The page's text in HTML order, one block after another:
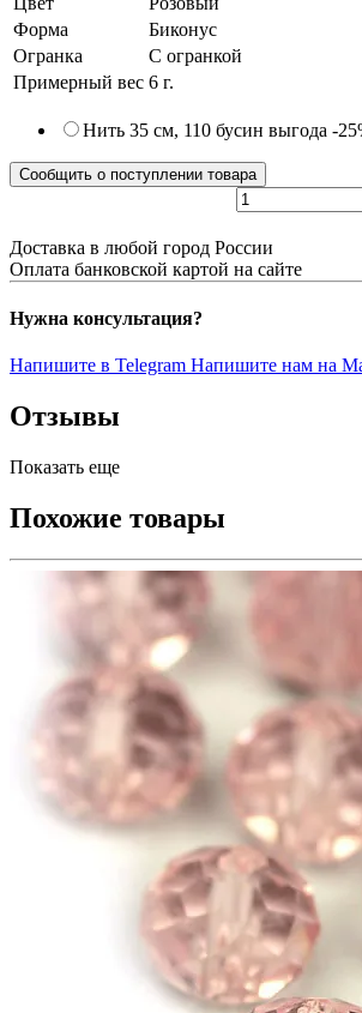
Форма
Биконус
Огранка
С огранкой
Примерный вес 6 г.
Нить 35 см, 110 бусин выгода -
Сообщить о поступлении товара
Доставка в любой город России
Оплата банковской картой на сайте
Нужна консультация?
Напишите в Telegram Напишите нам на
Отзывы
Показать еще
Похожие товары